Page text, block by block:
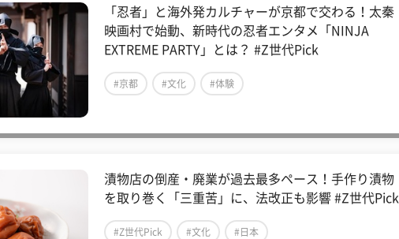
「忍者」と海外発カルチャーが京都で交わる！太秦
映画村で始動、新時代の忍者エンタメ「NINJA
EXTREME PARTY」とは？ #Z世代Pick
#京都 #文化 #体験
漬物店の倒産・廃業が過去最多ペース！手作り漬物
を取り巻く「三重苦」に、法改正も影響 #Z世代Pick
#Z世代Pick #文化 #日本